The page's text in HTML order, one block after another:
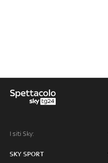
I siti Sky:
SKY SPORT